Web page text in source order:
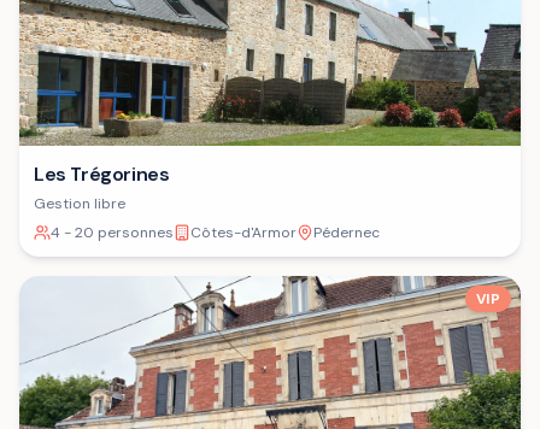
Les Trégorines
Gestion libre
4 - 20 personnes
Côtes-d'Armor Pédernec
VIP